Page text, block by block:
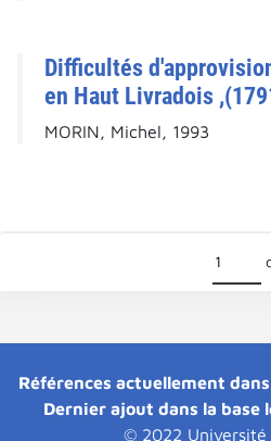
Difficultés
en Haut Livradois
MORIN, Michel, 1993
Références actuellement
Dernier ajout dans la base
© 2022 Université